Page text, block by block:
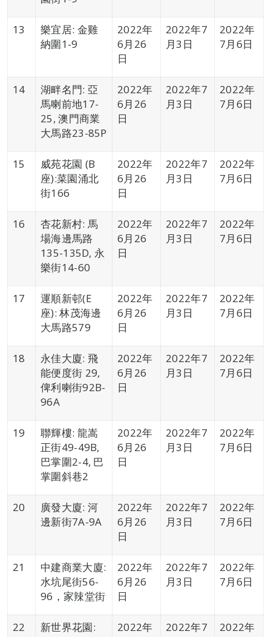
13
樂宜居: 金雞
納圍1-9
2022年
6月26
日
2022年7
月3日
2022年
7月6日
14
湖畔名門: 亞
馬喇前地17-
25, 澳門商業
大馬路23-85P
2022年
6月26
日
2022年7
月3日
2022年
7月6日
15
威苑花園 (B
座):菜園涌北
街166
2022年
6月26
日
2022年7
月3日
2022年
7月6日
16
杏花新村: 馬
場海邊馬路
135-135D, 永
樂街14-60
2022年
6月26
日
2022年7
月3日
2022年
7月6日
17
運順新邨(E
座): 林茂海邊
大馬路579
2022年
6月26
日
2022年7
月3日
2022年
7月6日
18
永佳大廈: 飛
能便度街 29,
俾利喇街92B-
96A
2022年
6月26
日
2022年7
月3日
2022年
7月6日
19
聯輝樓: 龍嵩
正街49-49B,
巴掌圍2-4, 巴
掌圍斜巷2
2022年
6月26
日
2022年7
月3日
2022年
7月6日
20
廣發大廈: 河
邊新街7A-9A
2022年
6月26
日
2022年7
月3日
2022年
7月6日
21
中建商業大廈:
水坑尾街56-
96，家辣堂街
2022年
6月26
日
2022年7
月3日
2022年
7月6日
22
新世界花園:
2022年
2022年7
2022年